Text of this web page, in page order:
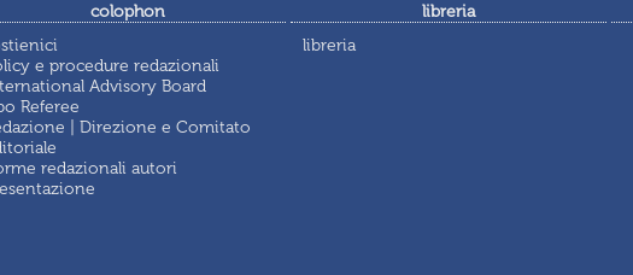
colophon
e procedure redazionali
Advisory Board
Referee
| Direzione e Comitato
redazionali autori
libreria
libreria